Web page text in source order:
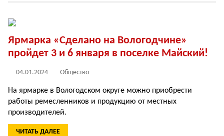
Ярмарка «Сделано на Вологодчине»
пройдет 3 и 6 января в поселке Майский!
04.01.2024 Общество
На ярмарке в Вологодском округе можно приобрести
работы ремесленников и продукцию от местных
производителей.
ЧИТАТЬ ДАЛЕЕ